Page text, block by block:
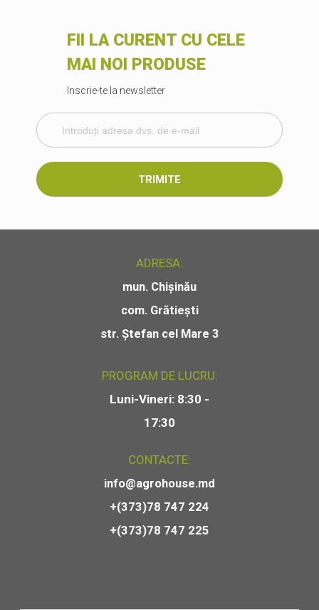
FII LA CURENT CU CELE
MAI NOI PRODUSE
Inscrie-te la newsletter
TRIMITE
ADRESA:
mun. Chișinău
com. Grătiești
str. Ștefan cel Mare 3
PROGRAM DE LUCRU:
Luni-Vineri: 8:30 -
17:30
CONTACTE:
info@agrohouse.md
+(373)78 747 224
+(373)78 747 225